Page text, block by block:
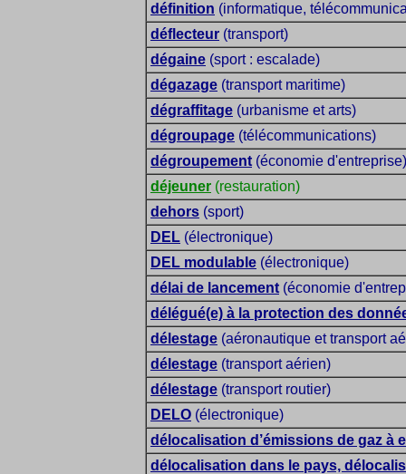
définition (informatique,
déflecteur (transport)
dégaine (sport : escalade)
dégazage (transport maritime)
dégraffitage (urbanisme et arts)
dégroupage (télécommunications)
dégroupement (économie d'entreprise)
déjeuner (restauration)
dehors (sport)
DEL (électronique)
DEL modulable (électronique)
délai de lancement (économie
délégué(e) à la protection des
délestage (aéronautique et transport
délestage (transport aérien)
délestage (transport routier)
DELO (électronique)
délocalisation d’émissions de gaz à
délocalisation dans le pays,